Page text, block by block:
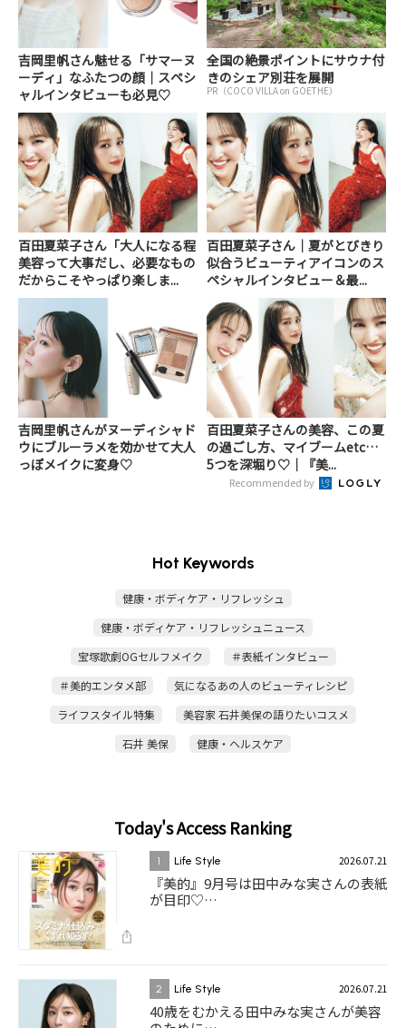
吉岡里帆さん魅せる「サマーヌ
ーディ」なふたつの顔｜スペシ
ャルインタビューも必見♡
全国の絶景ポイントにサウナ付
きのシェア別荘を展開
PR（COCO VILLA on GOETHE）
百田夏菜子さん「大人になる程
美容って大事だし、必要なもの
だからこそやっぱり楽しま...
百田夏菜子さん｜夏がとびきり
似合うビューティアイコンのス
ペシャルインタビュー＆最...
吉岡里帆さんがヌーディシャド
ウにブルーラメを効かせて大人
っぽメイクに変身♡
百田夏菜子さんの美容、この夏
の過ごし方、マイブームetc…
5つを深堀り♡｜『美...
Recommended by
Hot Keywords
健康・ボディケア・リフレッシュ
健康・ボディケア・リフレッシュニュース
宝塚歌劇OGセルフメイク
＃表紙インタビュー
＃美的エンタメ部
気になるあの人のビューティレシピ
ライフスタイル特集
美容家 石井美保の語りたいコスメ
石井 美保
健康・ヘルスケア
Today's Access Ranking
1 Life Style 2026.07.21
『美的』9月号は田中みな実さんの表紙
が目印♡…
2 Life Style 2026.07.21
40歳をむかえる田中みな実さんが美容